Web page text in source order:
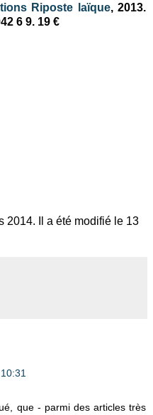
Riposte laïque, 2013.
6 9. 19 €
2014. Il a été modifié le 13
que - parmi des articles très